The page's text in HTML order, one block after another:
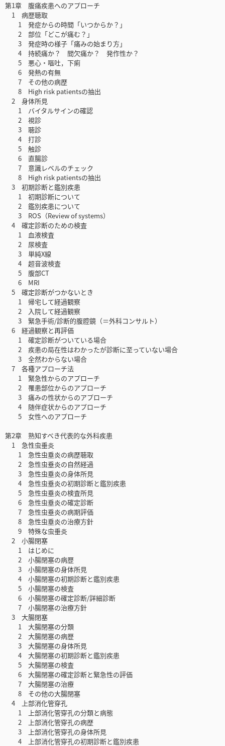
第1章 腹痛疾患へのアプローチ
1 病歴聴取
1 発症からの時間「いつからか？」
2 部位「どこが痛む？」
3 発症時の様子「痛みの始まり方」
4 持続痛か？ 間欠痛か？ 発作性か？
5 悪心・嘔吐，下痢
6 発熱の有無
7 その他の病歴
8 High risk patientsの抽出
2 身体所見
1 バイタルサインの確認
2 視診
3 聴診
4 打診
5 触診
6 直腸診
7 意識レベルのチェック
8 High risk patientsの抽出
3 初期診断と鑑別疾患
1 初期診断について
2 鑑別疾患について
3 ROS（Review of systems）
4 確定診断のための検査
1 血液検査
2 尿検査
3 単純X線
4 超音波検査
5 腹部CT
6 MRI
5 確定診断がつかないとき
1 帰宅して経過観察
2 入院して経過観察
3 緊急手術/診断的腹腔鏡（＝外科コンサルト）
6 経過観察と再評価
1 確定診断がついている場合
2 疾患の局在性はわかったが診断に至っていない場合
3 全然わからない場合
7 各種アプローチ法
1 緊急性からのアプローチ
2 罹患部位からのアプローチ
3 痛みの性状からのアプローチ
4 随伴症状からのアプローチ
5 女性へのアプローチ
第2章 熟知すべき代表的な外科疾患
1 急性虫垂炎
1 急性虫垂炎の病歴聴取
2 急性虫垂炎の自然経過
3 急性虫垂炎の身体所見
4 急性虫垂炎の初期診断と鑑別疾患
5 急性虫垂炎の検査所見
6 急性虫垂炎の確定診断
7 急性虫垂炎の病期評価
8 急性虫垂炎の治療方針
9 特殊な虫垂炎
2 小腸閉塞
1 はじめに
2 小腸閉塞の病歴
3 小腸閉塞の身体所見
4 小腸閉塞の初期診断と鑑別疾患
5 小腸閉塞の検査
6 小腸閉塞の確定診断/詳細診断
7 小腸閉塞の治療方針
3 大腸閉塞
1 大腸閉塞の分類
2 大腸閉塞の病歴
3 大腸閉塞の身体所見
4 大腸閉塞の初期診断と鑑別疾患
5 大腸閉塞の検査
6 大腸閉塞の確定診断と緊急性の評価
7 大腸閉塞の治療
8 その他の大腸閉塞
4 上部消化管穿孔
1 上部消化管穿孔の分類と病態
2 上部消化管穿孔の病歴
3 上部消化管穿孔の身体所見
4 上部消化管穿孔の初期診断と鑑別疾患